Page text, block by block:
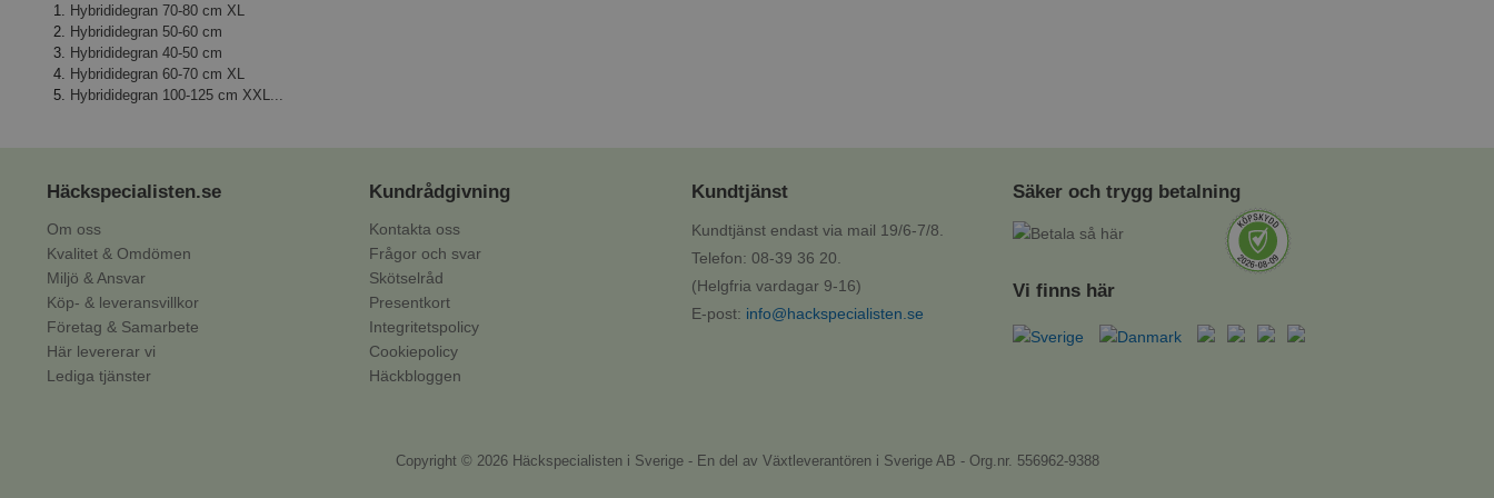
Hybrididegran 70-80 cm XL
Hybrididegran 50-60 cm
Hybrididegran 40-50 cm
Hybrididegran 60-70 cm XL
Hybrididegran 100-125 cm XXL...
Häckspecialisten.se
Om oss
Kvalitet & Omdömen
Miljö & Ansvar
Köp- & leveransvillkor
Företag & Samarbete
Här levererar vi
Lediga tjänster
Kundrådgivning
Kontakta oss
Frågor och svar
Skötselråd
Presentkort
Integritetspolicy
Cookiepolicy
Häckbloggen
Kundtjänst
Kundtjänst endast via mail 19/6-7/8.
Telefon: 08-39 36 20.
(Helgfria vardagar 9-16)
E-post: info@hackspecialisten.se
Säker och trygg betalning
Vi finns här
Copyright © 2026 Häckspecialisten i Sverige - En del av Växtleverantören i Sverige AB - Org.nr. 556962-9388